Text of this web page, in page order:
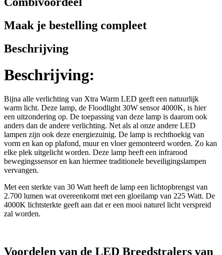
Maak je bestelling compleet
Beschrijving
Beschrijving:
Bijna alle verlichting van Xtra Warm LED geeft een natuurlijk
warm licht. Deze lamp, de Floodlight 30W sensor 4000K, is hier
een uitzondering op. De toepassing van deze lamp is daarom ook
anders dan de andere verlichting. Net als al onze andere LED
lampen zijn ook deze energiezuinig. De lamp is rechthoekig van
vorm en kan op plafond, muur en vloer gemonteerd worden. Zo kan
elke plek uitgelicht worden. Deze lamp heeft een infrarood
bewegingssensor en kan hiermee traditionele beveiligingslampen
vervangen.
Met een sterkte van 30 Watt heeft de lamp een lichtopbrengst van
2.700 lumen wat overeenkomt met een gloeilamp van 225 Watt. De
4000K lichtsterkte geeft aan dat er een mooi naturel licht verspreid
zal worden.
Voordelen van de LED Breedstralers van